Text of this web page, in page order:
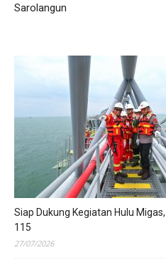
Sarolangun
Siap Dukung Kegiatan Hulu
115
27/07/2026